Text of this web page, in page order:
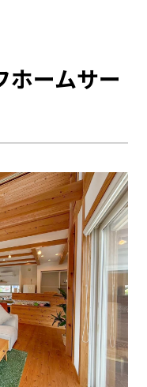
の先駆者
ンの百選大全集
サダー
ホームサー